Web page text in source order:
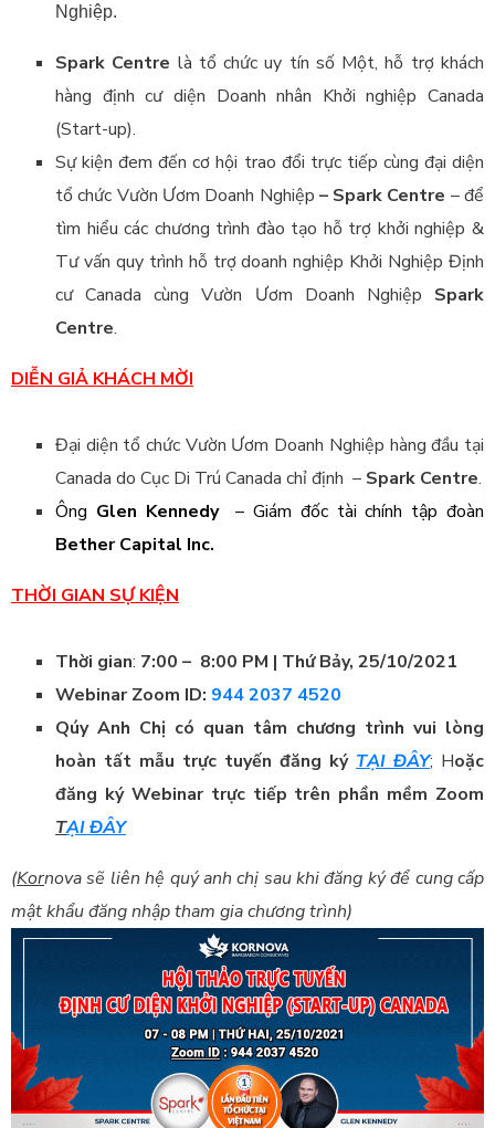
Nghiệp.
Spark Centre là tổ chức uy tín số Một, hỗ trợ khách
hàng định cư diện Doanh nhân Khởi nghiệp Canada
(Start-up).
Sự kiện đem đến cơ hội trao đổi trực tiếp cùng đại diện
tổ chức Vườn Ươm Doanh Nghiệp – Spark Centre – để
tìm hiểu các chương trình đào tạo hỗ trợ khởi nghiệp &
Tư vấn quy trình hỗ trợ doanh nghiệp Khởi Nghiệp Định
cư Canada cùng Vườn Ươm Doanh Nghiệp Spark
Centre.
DIỄN GIẢ KHÁCH MỜI
Đại diện tổ chức Vườn Ươm Doanh Nghiệp hàng đầu tại
Canada do Cục Di Trú Canada chỉ định – Spark Centre.
Ông Glen Kennedy– Giám đốc tài chính tập đoàn
Bether Capital Inc.
THỜI GIAN SỰ KIỆN
Thời gian: 7:00 – 8:00 PM | Thứ Bảy, 25/10/2021
Webinar Zoom ID: 944 2037 4520
Qúy Anh Chị có quan tâm chương trình vui lòng
hoàn tất mẫu trực tuyến đăng ký TẠI ĐÂY; Hoặc
đăng ký Webinar trực tiếp trên phần mềm Zoom
TẠI ĐÂY
(Kornova sẽ liên hệ quý anh chị sau khi đăng ký để cung cấp
mật khẩu đăng nhập tham gia chương trình)